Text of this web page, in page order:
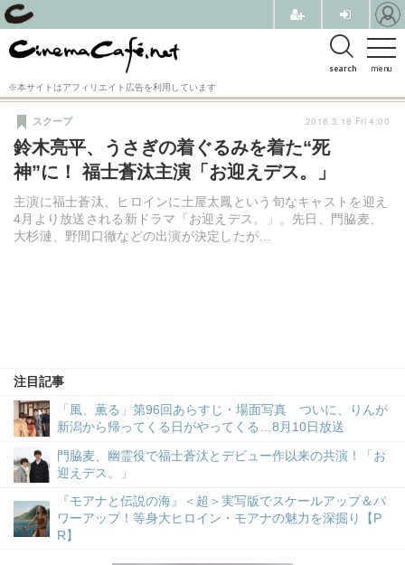
menu
search
※本サイトはアフィリエイト広告を利用しています
鈴木亮平、うさぎの着ぐるみを着た“死
神”に！ 福士蒼汰主演「お迎えデス。」
主演に福士蒼汰、ヒロインに土屋太鳳という旬なキャストを迎え
4月より放送される新ドラマ「お迎えデス。」。先日、門脇麦、
大杉漣、野間口徹などの出演が決定したが…
スクープ
注目記事
「風、薫る」第96回あらすじ・場面写真 ついに、りんが
新潟から帰ってくる日がやってくる…8月10日放送
門脇麦、幽霊役で福士蒼汰とデビュー作以来の共演！「お
迎えデス。」
『モアナと伝説の海』＜超＞実写版でスケールアップ＆パ
ワーアップ！等身大ヒロイン・モアナの魅力を深掘り【P
R】
2016.3.18 Fri 4:00